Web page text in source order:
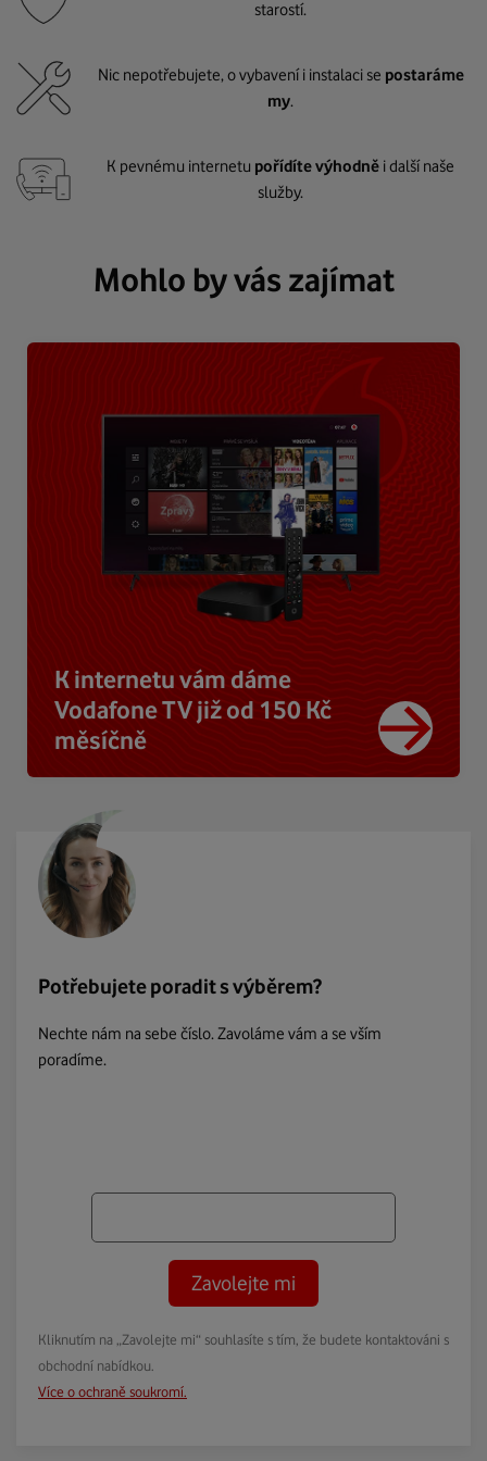
starostí.
Nic nepotřebujete, o vybavení i instalaci se postaráme
my.
K pevnému internetu pořídíte výhodně i další naše
služby.
Mohlo by vás zajímat
K internetu vám dáme
Vodafone TV již od 150 Kč
měsíčně
Potřebujete poradit s výběrem?
Nechte nám na sebe číslo. Zavoláme vám a se vším
poradíme.
Zavolejte mi
Kliknutím na „Zavolejte mi“ souhlasíte s tím, že budete kontaktováni s
obchodní nabídkou.
Více o ochraně soukromí.